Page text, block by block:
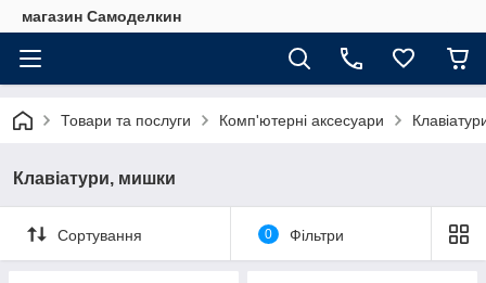
магазин Самоделкин
Товари та послуги Комп'ютерні аксесуари
Клавіатури, мишки
Сортування 0 Фільтри